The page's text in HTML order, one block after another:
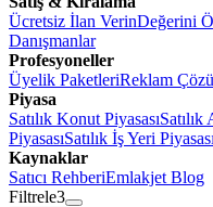
Ücretsiz İlan VerinDeğerini
Danışmanlar
Profesyoneller
Üyelik PaketleriReklam
Piyasa
Satılık Konut PiyasasıSatılık
PiyasasıSatılık İş Yeri Piyasası
Kaynaklar
Satıcı RehberiEmlakjet Blog
Filtrele3